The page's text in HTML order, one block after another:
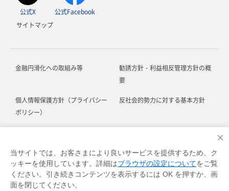
×
当サイトでは、お客さまにより良いサービスを提供するため、ク
ッキーを使用しています。詳細はブラウザの設定についてをご覧
ください。引き続きコンテンツを表示するには OK を押すか、画
面を閉じてください。
公式X
公式Facebook
サイトマップ
金融円滑化への取組み等
勧誘方針・利益相反管理方針の概
要
個人情報保護方針（プライバシー
ポリシー）
反社会的勢力に対する基本方針
お客さま対応における基本方針 各種規定等